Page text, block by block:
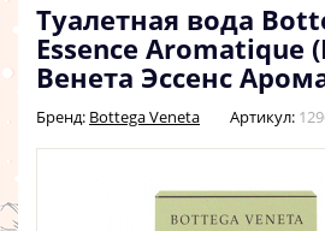
Туалетная вода
Essence Aromatique
Венета Эссенс
Бренд: Bottega Veneta Артикул: